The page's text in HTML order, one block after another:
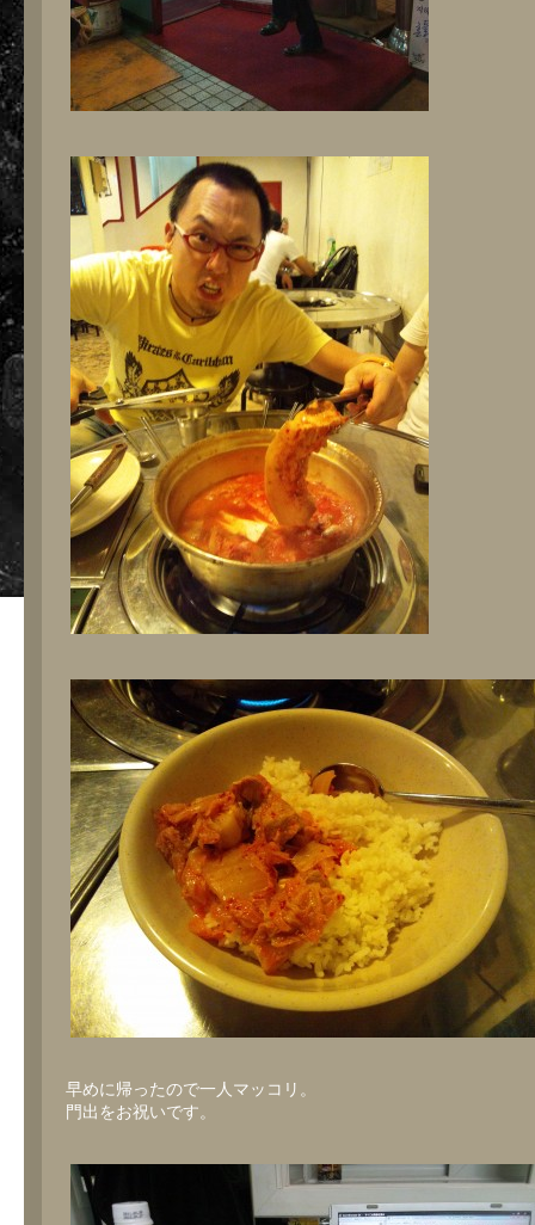
早めに帰ったので一人マッコリ。
門出をお祝いです。